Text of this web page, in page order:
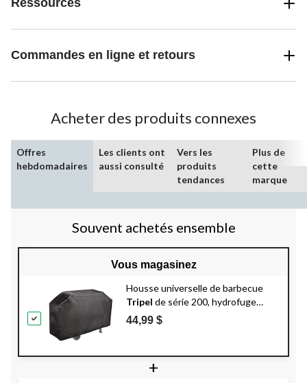
Ressources
Commandes en ligne et retours
Acheter des produits connexes
Offres
hebdomadaires
Les clients ont
aussi consulté
Vers les
produits
tendances
Plus de
cette
marque
Souvent achetés ensemble
Vous magasinez
Housse universelle de barbecue
Tripel de série 200, hydrofuge
résistant aux intempéries et aux
rayons UV, grand, noir
44,99 $
+